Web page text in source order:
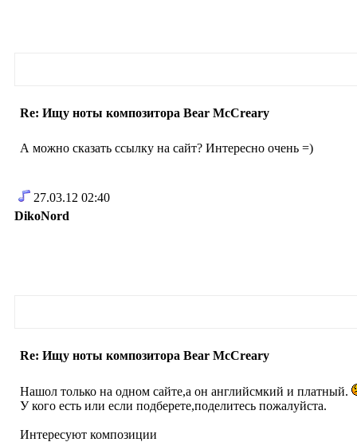
Re: Ищу ноты композитора Bear McCreary
А можно сказать ссылку на сайт? Интересно очень =)
27.03.12 02:40
DikoNord
Re: Ищу ноты композитора Bear McCreary
Нашол только на одном сайте,а он английсмкий и платный.
У кого есть или если подберете,поделитесь пожалуйста.
Интересуют композиции